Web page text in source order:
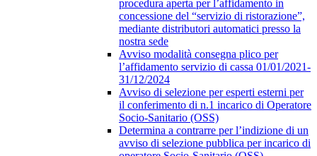
procedura aperta per l’affidamento in
concessione del “servizio di ristorazione”,
mediante distributori automatici presso la
nostra sede
Avviso modalità consegna plico per
l’affidamento servizio di cassa 01/01/2021-
31/12/2024
Avviso di selezione per esperti esterni per
il conferimento di n.1 incarico di Operatore
Socio-Sanitario (OSS)
Determina a contrarre per l’indizione di un
avviso di selezione pubblica per incarico di